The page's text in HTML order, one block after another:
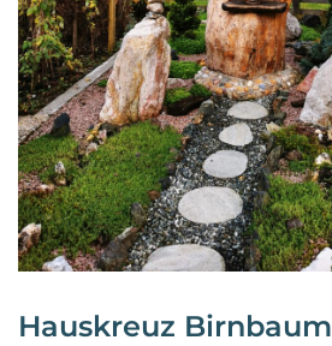
Hauskreuz Birnbaum